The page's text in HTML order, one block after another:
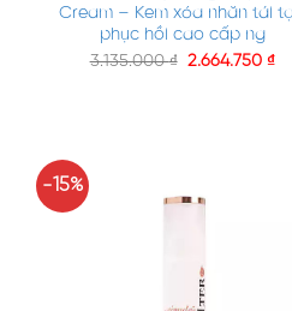
Cream – Kem xóa nhăn tái
phục hồi cao cấp ng
3.135.000₫ 2.664.750 ₫
-15%